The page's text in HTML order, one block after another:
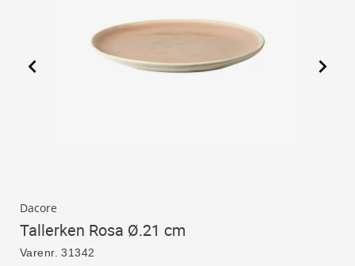
Dacore
Tallerken Rosa Ø.21 cm
Varenr. 31342